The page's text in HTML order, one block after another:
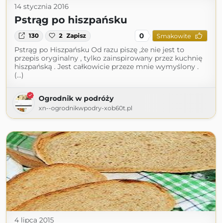
14 stycznia 2016
Pstrąg po hiszpańsku
130 2 Zapisz 0 Smakowite
Pstrąg po Hiszpańsku Od razu piszę ,że nie jest to
przepis oryginalny , tylko zainspirowany przez kuchnię
hiszpańską . Jest całkowicie przeze mnie wymyślony .
(...)
Ogrodnik w podróży
xn--ogrodnikwpodry-xob60t.pl
4 lipca 2015